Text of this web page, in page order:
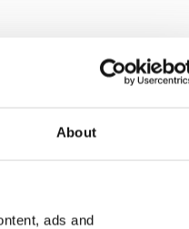
About
ads and